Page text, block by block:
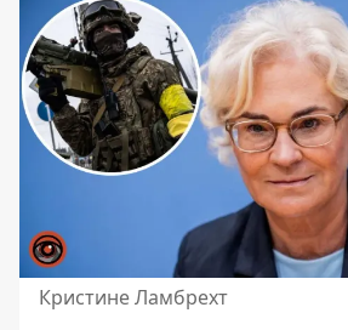
Кристине Ламбрехт